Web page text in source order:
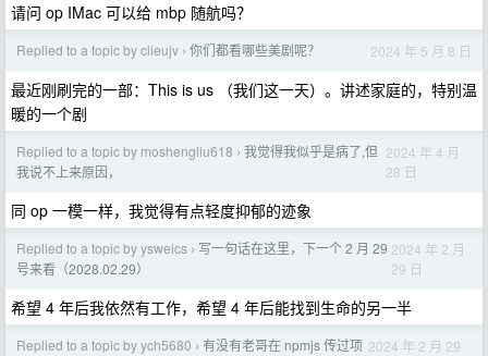
请问 op IMac 可以给 mbp 随航吗？
Replied to a topic by clieujv › 你们都看哪些美剧呢？ 2024 年 5 月 8 日
最近刚刷完的一部：This is us （我们这一天）。讲述家庭的，特别温
暖的一个剧
Replied to a topic by moshengliu618 › 我觉得我似乎是病了,但
我说不上来原因，
2024 年 4 月
28 日
同 op 一模一样，我觉得有点轻度抑郁的迹象
Replied to a topic by ysweics › 写一句话在这里，下一个 2 月 29
号来看（2028.02.29）
2024 年 2 月
29 日
希望 4 年后我依然有工作，希望 4 年后能找到生命的另一半
Replied to a topic by ych5680 › 有没有老哥在 npmjs 传过项 2024 年 2 月 29